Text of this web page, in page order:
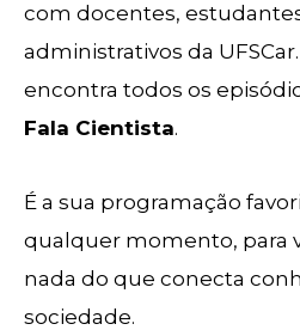
com docentes,
administrativos da
encontra todos os
Fala Cientista.
É a sua programação
qualquer momento, para
nada do que conecta
sociedade.